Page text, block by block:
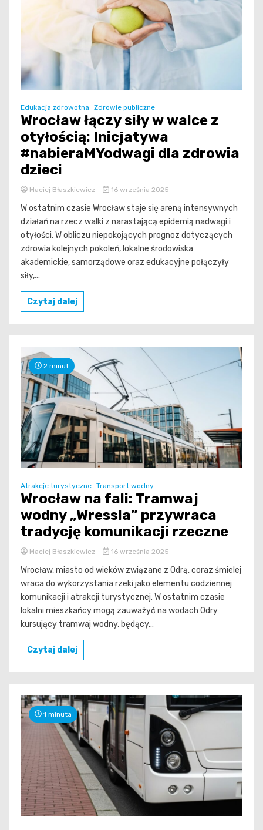
Edukacja zdrowotna Zdrowie publiczne
Wrocław łączy siły w walce z
otyłością: Inicjatywa
#nabieraMYodwagi dla zdrowia
dzieci
Maciej Błaszkiewicz 16 września 2025
W ostatnim czasie Wrocław staje się areną intensywnych
działań na rzecz walki z narastającą epidemią nadwagi i
otyłości. W obliczu niepokojących prognoz dotyczących
zdrowia kolejnych pokoleń, lokalne środowiska
akademickie, samorządowe oraz edukacyjne połączyły
siły,...
Czytaj dalej
2 minut
Atrakcje turystyczne Transport wodny
Wrocław na fali: Tramwaj
wodny „Wressla” przywraca
tradycję komunikacji rzeczne
Maciej Błaszkiewicz 16 września 2025
Wrocław, miasto od wieków związane z Odrą, coraz śmielej
wraca do wykorzystania rzeki jako elementu codziennej
komunikacji i atrakcji turystycznej. W ostatnim czasie
lokalni mieszkańcy mogą zauważyć na wodach Odry
kursujący tramwaj wodny, będący...
Czytaj dalej
1 minuta